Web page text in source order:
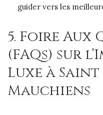
guider vers les
5. Foire Aux
(FAQs) sur
Luxe à Saint
Mauchiens